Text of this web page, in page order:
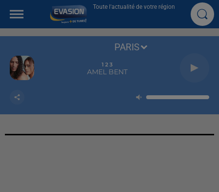
Toute l'actualité de votre région
1 2 3
AMEL BENT
PARIS